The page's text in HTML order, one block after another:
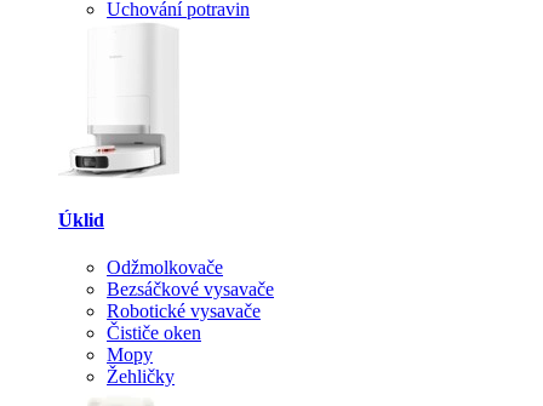
Uchování potravin
Úklid
Odžmolkovače
Bezsáčkové vysavače
Robotické vysavače
Čističe oken
Mopy
Žehličky